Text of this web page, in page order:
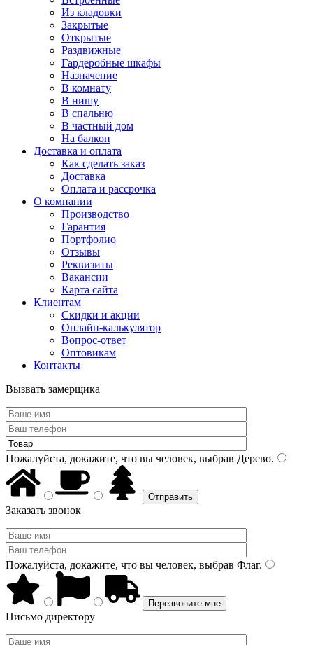
Из кладовки
Закрытые
Открытые
Раздвижные
Гардеробные шкафы
Назначение
В комнату
В нишу
В спальню
В частный дом
На балкон
Доставка и оплата
Как сделать заказ
Доставка
Оплата и рассрочка
О компании
Производство
Гарантия
Портфолио
Отзывы
Реквизиты
Вакансии
Карта сайта
Клиентам
Скидки и акции
Онлайн-калькулятор
Вопрос-ответ
Оптовикам
Контакты
Вызвать замерщика
Пожалуйста, докажите, что вы человек, выбрав Дерево.
Заказать звонок
Пожалуйста, докажите, что вы человек, выбрав Флаг.
Письмо директору